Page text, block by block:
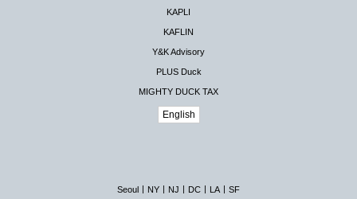
KAPLI
KAFLIN
Y&K Advisory
PLUS Duck
MIGHTY DUCK TAX
English
Seoul NY NJ DC LA SF